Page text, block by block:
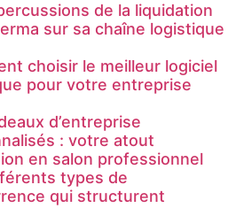
de la liquidation
sur sa chaîne logistique
choisir le meilleur logiciel
pour votre entreprise
d’entreprise
: votre atout
en salon professionnel
types de
qui structurent